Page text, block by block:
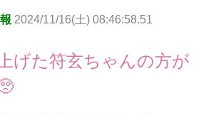
2024/11/16(土) 08:46:58.51
げた符玄ちゃんの方が